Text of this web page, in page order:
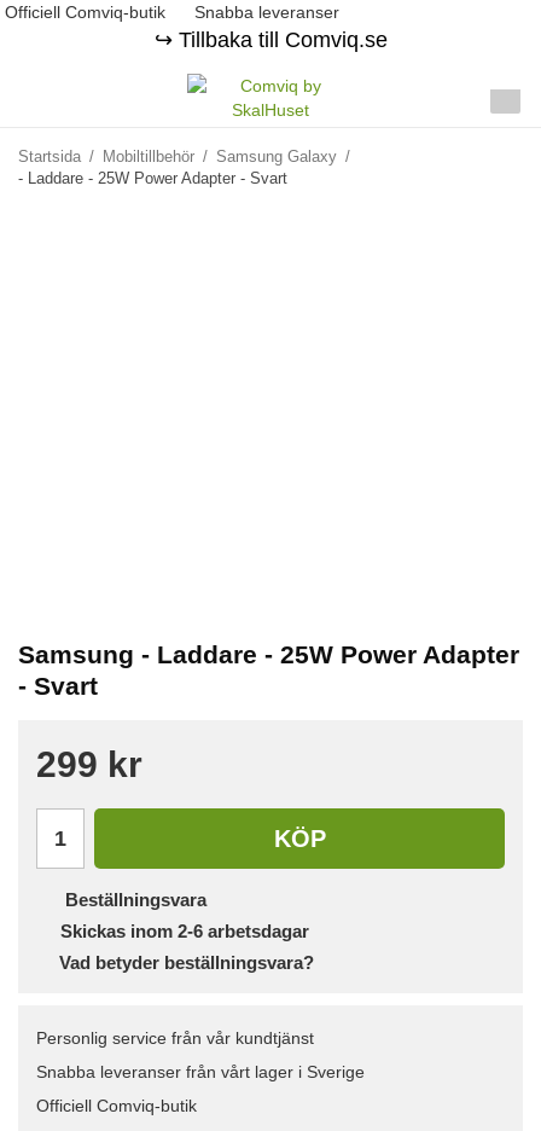
Officiell Comviq-butik Snabba leveranser
↪️ Tillbaka till Comviq.se
Startsida / Mobiltillbehör / Samsung Galaxy /
- Laddare - 25W Power Adapter - Svart
Samsung - Laddare - 25W Power Adapter
- Svart
299 kr
KÖP
Beställningsvara
Skickas inom 2-6 arbetsdagar
Vad betyder beställningsvara?
Personlig service från vår kundtjänst
Snabba leveranser från vårt lager i Sverige
Officiell Comviq-butik